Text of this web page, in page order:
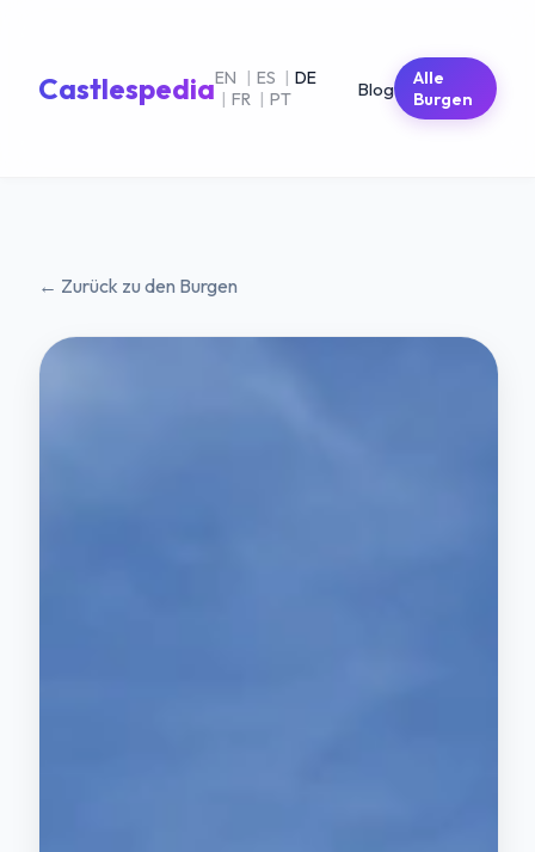
CastlespediaEN | ES | DE
| FR | PT Blog
Alle
Burgen
← Zurück zu den Burgen